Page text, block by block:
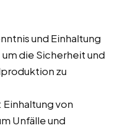
und Einhaltung
die Sicherheit und
zu
: Einhaltung von
Unfälle und